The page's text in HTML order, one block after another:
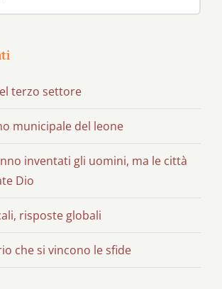
terzo settore
municipale del leone
inventati gli uomini, ma le città
Dio
risposte globali
che si vincono le sfide